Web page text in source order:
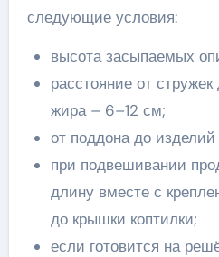
следующие условия:
высота засыпаемых
расстояние от
жира – 6–12 см;
от поддона до
при подвешивании
длину вместе с
до крышки коптилки;
если готовится на